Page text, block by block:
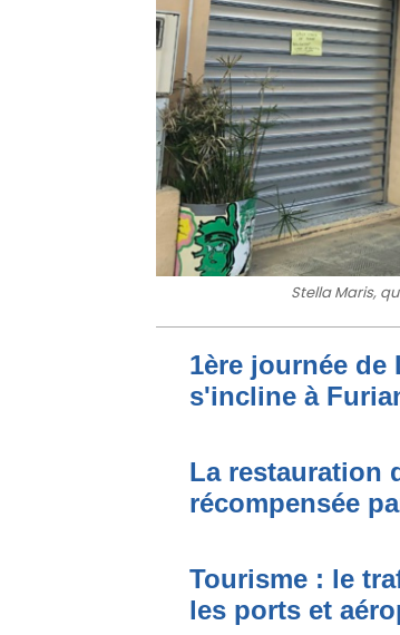
Stella Maris,
1ère journée
s'incline à
La restauration
récompensée
Tourisme : le
les ports et